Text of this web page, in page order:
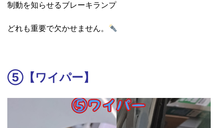
制動を知らせるブレーキランプ
どれも重要で欠かせません。
⑤【ワイパー】